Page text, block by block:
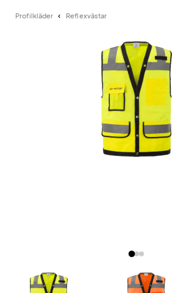
Profilkläder Reflexvästar